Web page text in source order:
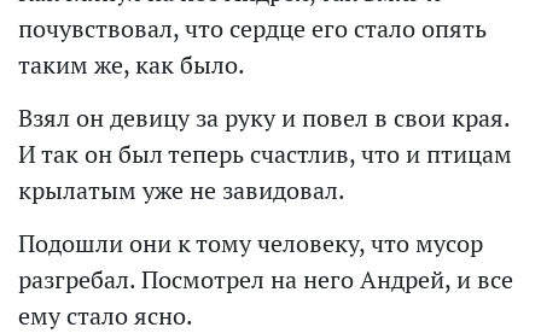
почувствовал, что сердце его стало опять
таким же, как было.
Взял он девицу за руку и повел в свои края.
И так он был теперь счастлив, что и птицам
крылатым уже не завидовал.
Подошли они к тому человеку, что мусор
разгребал. Посмотрел на него Андрей, и все
ему стало ясно.